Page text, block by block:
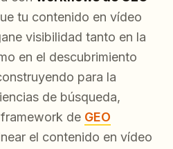
tu contenido en vídeo
visibilidad tanto en la
en el descubrimiento
para la
de búsqueda,
de GEO
el contenido en vídeo